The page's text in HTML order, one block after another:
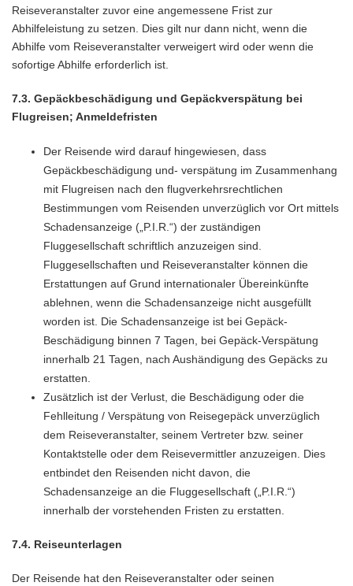
Reiseveranstalter zuvor eine angemessene Frist zur
Abhilfeleistung zu setzen. Dies gilt nur dann nicht, wenn die
Abhilfe vom Reiseveranstalter verweigert wird oder wenn die
sofortige Abhilfe erforderlich ist.
7.3. Gepäckbeschädigung und Gepäckverspätung bei
Flugreisen; Anmeldefristen
Der Reisende wird darauf hingewiesen, dass
Gepäckbeschädigung und- verspätung im Zusammenhang
mit Flugreisen nach den flugverkehrsrechtlichen
Bestimmungen vom Reisenden unverzüglich vor Ort mittels
Schadensanzeige („P.I.R.“) der zuständigen
Fluggesellschaft schriftlich anzuzeigen sind.
Fluggesellschaften und Reiseveranstalter können die
Erstattungen auf Grund internationaler Übereinkünfte
ablehnen, wenn die Schadensanzeige nicht ausgefüllt
worden ist. Die Schadensanzeige ist bei Gepäck-
Beschädigung binnen 7 Tagen, bei Gepäck-Verspätung
innerhalb 21 Tagen, nach Aushändigung des Gepäcks zu
erstatten.
Zusätzlich ist der Verlust, die Beschädigung oder die
Fehlleitung / Verspätung von Reisegepäck unverzüglich
dem Reiseveranstalter, seinem Vertreter bzw. seiner
Kontaktstelle oder dem Reisevermittler anzuzeigen. Dies
entbindet den Reisenden nicht davon, die
Schadensanzeige an die Fluggesellschaft („P.I.R.“)
innerhalb der vorstehenden Fristen zu erstatten.
7.4. Reiseunterlagen
Der Reisende hat den Reiseveranstalter oder seinen